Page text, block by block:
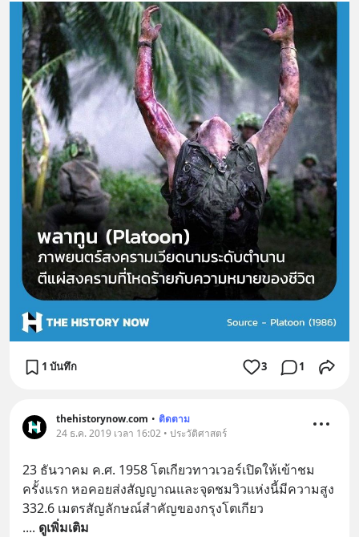
1 บันทึก 3 1
thehistorynow.com • ติดตาม
24 ธ.ค. 2019 เวลา 16:02 • ประวัติศาสตร์
23 ธันวาคม ค.ศ. 1958 โตเกียวทาวเวอร์เปิดให้เข้าชม
ครั้งแรก หอคอยส่งสัญญาณและจุดชมวิวแห่งนี้มีความสูง
332.6 เมตรสัญลักษณ์สำคัญของกรุงโตเกียว
.... ดูเพิ่มเติม